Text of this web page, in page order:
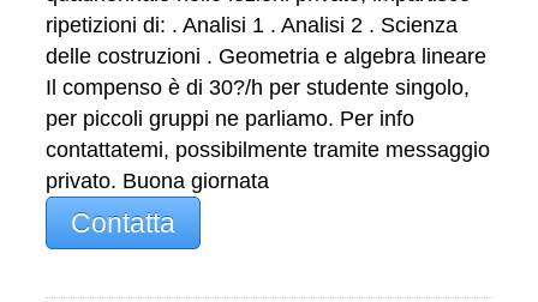
ripetizioni di: . Analisi 1 . Analisi 2 . Scienza
delle costruzioni . Geometria e algebra lineare
Il compenso è di 30?/h per studente singolo,
per piccoli gruppi ne parliamo. Per info
contattatemi, possibilmente tramite messaggio
privato. Buona giornata
Contatta